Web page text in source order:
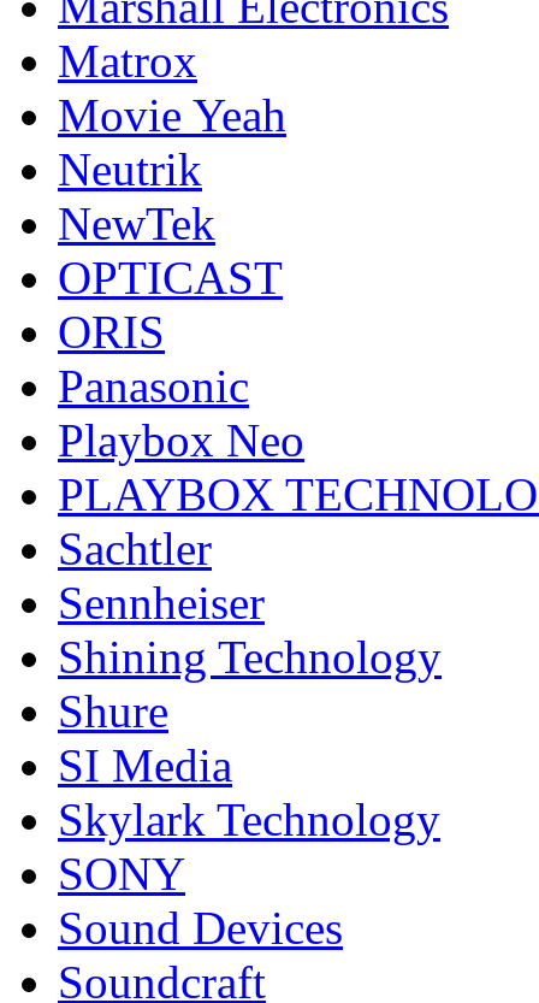
Matrox
Movie Yeah
Neutrik
NewTek
OPTICAST
ORIS
Panasonic
Playbox Neo
PLAYBOX
Sachtler
Sennheiser
Shining Technology
Shure
SI Media
Skylark Technology
SONY
Sound Devices
Soundcraft